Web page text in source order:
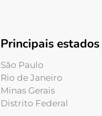
Principais estados
São Paulo
Rio de Janeiro
Minas Gerais
Distrito Federal